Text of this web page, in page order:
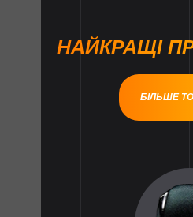
НАЙКРАЩІ
БІЛЬШЕ